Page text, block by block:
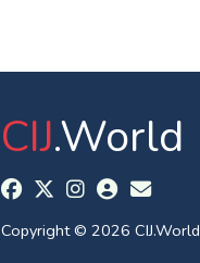
CIJ.World
Copyright © 2026 CIJ.World